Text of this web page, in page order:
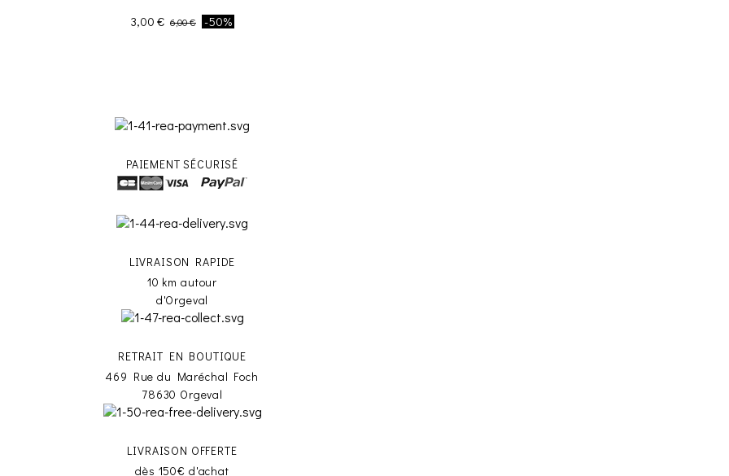
Prix
3,00 € Prix de base
6,00 € -50%
PAIEMENT SÉCURISÉ
LIVRAISON RAPIDE
10 km autour
d'Orgeval
RETRAIT EN BOUTIQUE
469 Rue du Maréchal Foch
78630 Orgeval
LIVRAISON OFFERTE
dès 150€ d'achat